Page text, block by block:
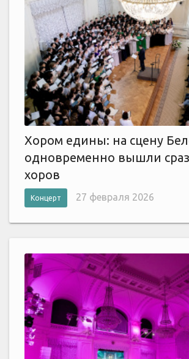
Хором едины: на сцену
одновременно вышли
хоров
Концерт 27 февраля 2026